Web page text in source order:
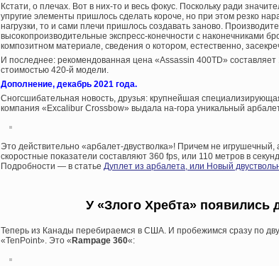
Кстати, о плечах. Вот в них-то и весь фокус. Поскольку ради
упругие элементы пришлось сделать короче, но при этом резко
нагрузки, то и сами плечи пришлось создавать заново.
высокопроизводительные экспресс-конечности с наконечниками
композитном материале, сведения о котором, естественно,
И последнее: рекомендованная цена «Assassin 400TD»
стоимостью 420-й модели.
Дополнение, декабрь 2021 года.
Сногсшибательная новость, друзья: крупнейшая
компания «Excalibur Crossbow» выдала на-гора уникальный
Это действительно «арбалет-двустволка»! Причем не
скоростные показатели составляют 360 fps, или 110 метров в
Подробности — в статье Дуплет из арбалета, или Новый
У «Злого Хребта» появились
Теперь из Канады перебираемся в США. И пробежимся сразу по
«TenPoint». Это « Rampage 360«: